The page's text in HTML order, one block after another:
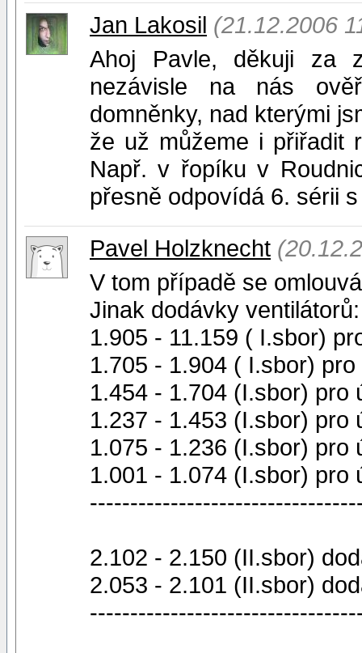
Jan Lakosil (21.12.2006
Ahoj Pavle, děkuji za
nezávisle na nás
domněnky, nad kterými
že už můžeme i přiřadit
Např. v řopíku v
přesně odpovídá 6. sérii
Pavel Holzknecht
V tom případě se
Jinak dodávky
1.905 - 11.159 ( I.sbor)
1.705 - 1.904 ( I.sbor)
1.454 - 1.704 (I.sbor) pro
1.237 - 1.453 (I.sbor) pro
1.075 - 1.236 (I.sbor) pro
1.001 - 1.074 (I.sbor) pro
2.102 - 2.150 (II.sbor)
2.053 - 2.101 (II.sbor)